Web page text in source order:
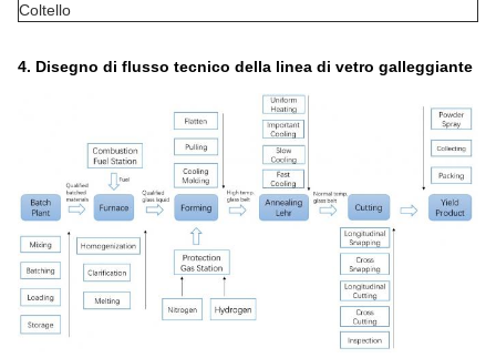
Coltello
4. Disegno di flusso tecnico della linea di vetro galleggiante